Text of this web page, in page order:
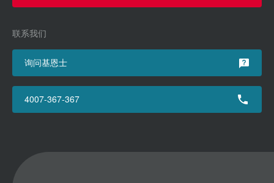
联系我们
询问基恩士
4007-367-367